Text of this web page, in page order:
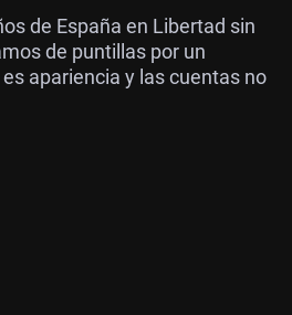
de España en Libertad sin
de puntillas por un
apariencia y las cuentas no